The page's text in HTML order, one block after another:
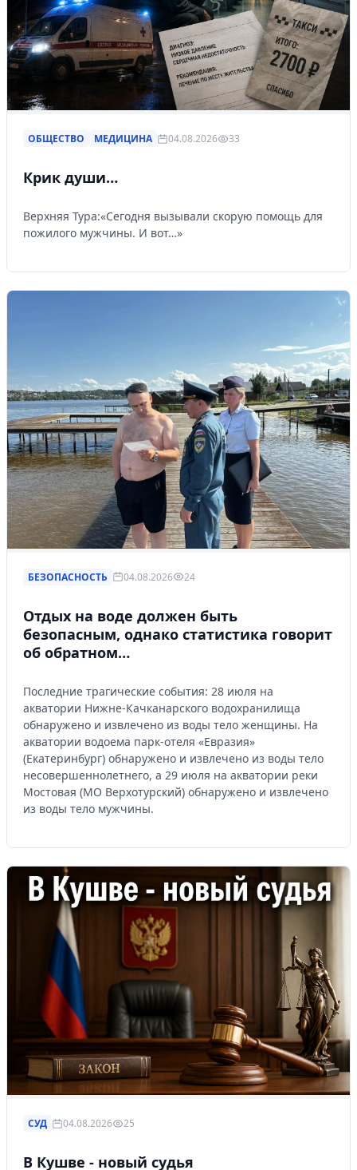
ОБЩЕСТВО МЕДИЦИНА 04.08.2026 33
Крик души…
Верхняя Тура:«Сегодня вызывали скорую помощь для
пожилого мужчины. И вот…»
БЕЗОПАСНОСТЬ 04.08.2026 24
Отдых на воде должен быть
безопасным, однако статистика говорит
об обратном…
Последние трагические события: 28 июля на
акватории Нижне-Качканарского водохранилища
обнаружено и извлечено из воды тело женщины. На
акватории водоема парк-отеля «Евразия»
(Екатеринбург) обнаружено и извлечено из воды тело
несовершеннолетнего, а 29 июля на акватории реки
Мостовая (МО Верхотурский) обнаружено и извлечено
из воды тело мужчины.
СУД 04.08.2026 25
В Кушве - новый судья